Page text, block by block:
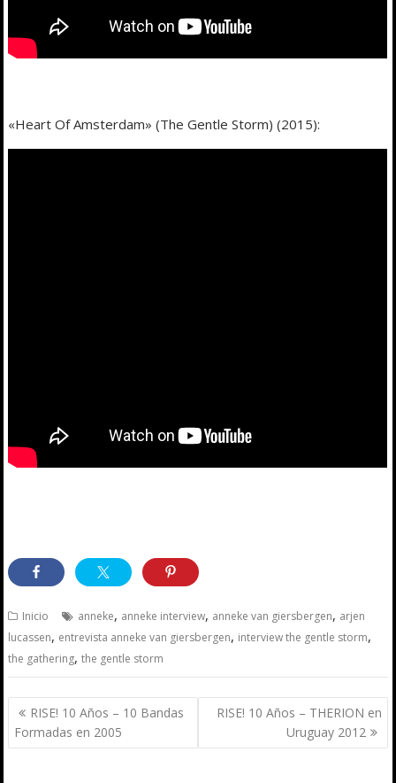
«Heart Of Amsterdam» (The Gentle Storm) (2015):
Inicio anneke, anneke interview, anneke van giersbergen, arjen
lucassen, entrevista anneke van giersbergen, interview the gentle storm,
the gathering,the gentle storm
Navegación
de
entradas
RISE! 10 Años – 10 Bandas
Formadas en 2005
RISE! 10 Años – THERION en
Uruguay 2012